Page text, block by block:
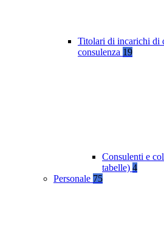
Titolari di incarichi di
consulenza 19
Consulenti e
tabelle) 4
Personale 75